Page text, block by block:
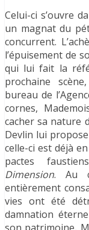
Celui-ci s’ouvre
un magnat du
concurrent.
l’épuisement de
qui lui fait la
prochaine
bureau de
cornes,
cacher sa nature
Devlin lui propose
celle-ci est déjà
pactes
Dimension. Au
entièrement
vies ont été
damnation